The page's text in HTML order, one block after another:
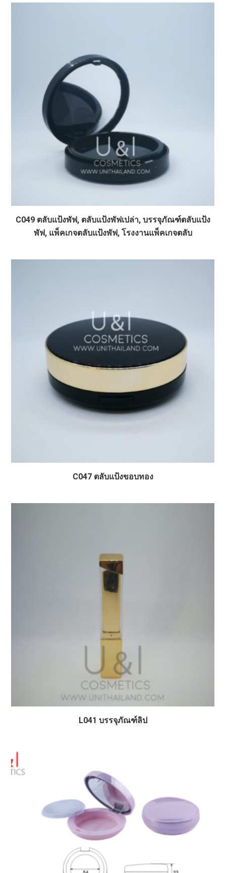
C049 ตลับแป้งพัฟ, ตลับแป้งพัฟเปล่า, บรรจุภัณฑ์ตลับแป้ง
พัฟ, แพ็คเกจตลับแป้งพัฟ, โรงงานแพ็คเกจตลับ
C047 ตลับแป้งขอบทอง
L041 บรรจุภัณฑ์ลิป